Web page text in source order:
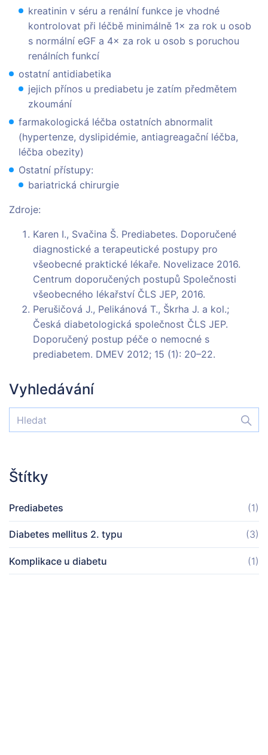
kreatinin v séru a renální funkce je vhodné
kontrolovat při léčbě minimálně 1× za rok u osob
s normální eGF a 4× za rok u osob s poruchou
renálních funkcí
ostatní antidiabetika
jejich přínos u prediabetu je zatím předmětem
zkoumání
farmakologická léčba ostatních abnormalit
(hypertenze, dyslipidémie, antiagreagační léčba,
léčba obezity)
Ostatní přístupy:
bariatrická chirurgie
Zdroje:
Karen I., Svačina Š. Prediabetes. Doporučené
diagnostické a terapeutické postupy pro
všeobecné praktické lékaře. Novelizace 2016.
Centrum doporučených postupů Společnosti
všeobecného lékařství ČLS JEP, 2016.
Perušičová J., Pelikánová T., Škrha J. a kol.;
Česká diabetologická společnost ČLS JEP.
Doporučený postup péče o nemocné s
prediabetem. DMEV 2012; 15 (1): 20–22.
Vyhledávání
Štítky
Prediabetes (1)
Diabetes mellitus 2. typu (3)
Komplikace u diabetu (1)